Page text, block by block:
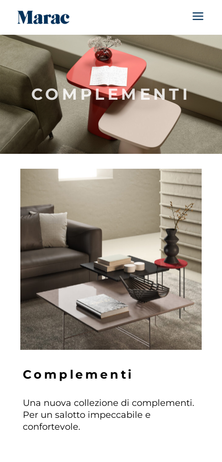
COMPLEMENTI
Co m p le me n ti
Una nuova collezione di complementi.
Per un salotto impeccabile e
confortevole.